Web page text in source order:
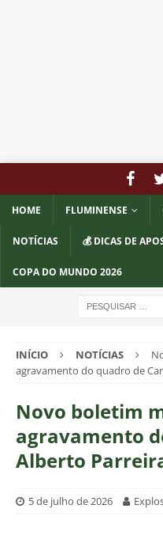
HOME FLUMINENSE
NOTÍCIAS 💰 DICAS DE
COPA DO MUNDO 2026
INÍCIO NOTÍCIAS
agravamento do quadro de
Novo boletim
agravamento
Alberto
5 de julho de 2026